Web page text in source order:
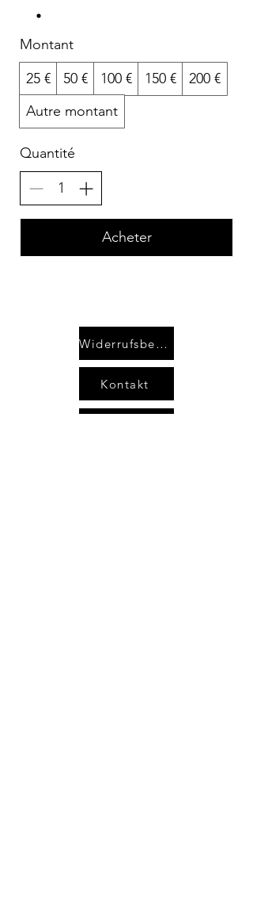
Montant
25 €
50 € 100 € 150 €
200 €
Autre montant
Quantité
Acheter
Widerrufsbelehrung
Kontakt